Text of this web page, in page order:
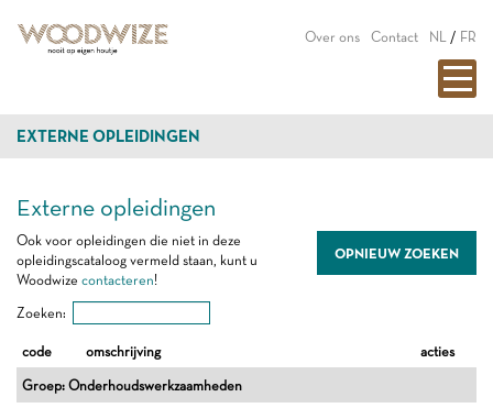
Over ons Contact NL / FR
EXTERNE OPLEIDINGEN
Externe opleidingen
OPNIEUW ZOEKEN
Ook voor opleidingen die niet in deze
opleidingscataloog vermeld staan, kunt u
Woodwize contacteren!
Zoeken:
code omschrijving acties
Groep: Onderhoudswerkzaamheden